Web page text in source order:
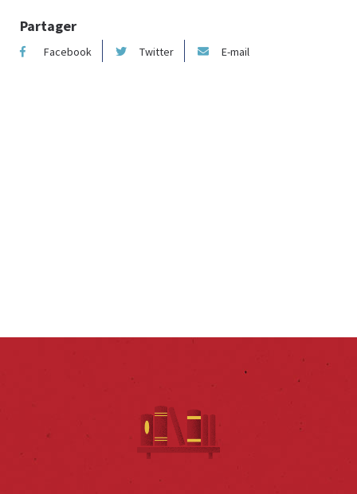
Partager
Facebook Twitter E-mail